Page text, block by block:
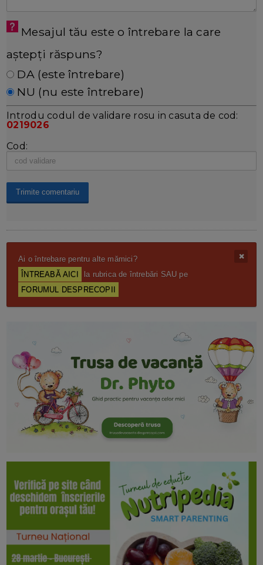
Mesajul tău este o întrebare la care
aștepți răspuns?
DA (este întrebare)
NU (nu este întrebare)
Introdu codul de validare rosu in casuta de cod:
0219026
Cod:
Ai o întrebare pentru alte mămici?
ÎNTREABĂ AICI
la rubrica de întrebări SAU pe
FORUMUL DESPRECOPII